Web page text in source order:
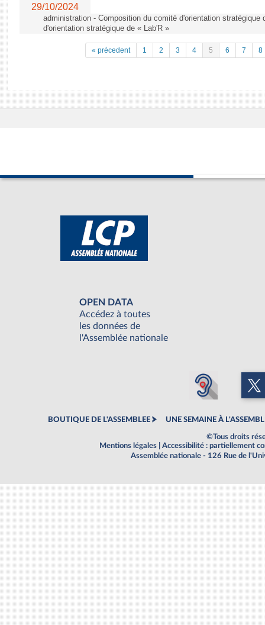
29/10/2024
administration - Composition du comité d'orientation stratégique
d'orientation stratégique de « Lab'R »
« précedent 1 2 3 4 5 6 7 8
OPEN DATA
Accédez à toutes
les données de
l'Assemblée nationale
BOUTIQUE DE L'ASSEMBLEE UNE SEMAINE À
©Tous droits
Mentions légales
Accessibilité : partiellement
Assemblée nationale - 126 Rue de